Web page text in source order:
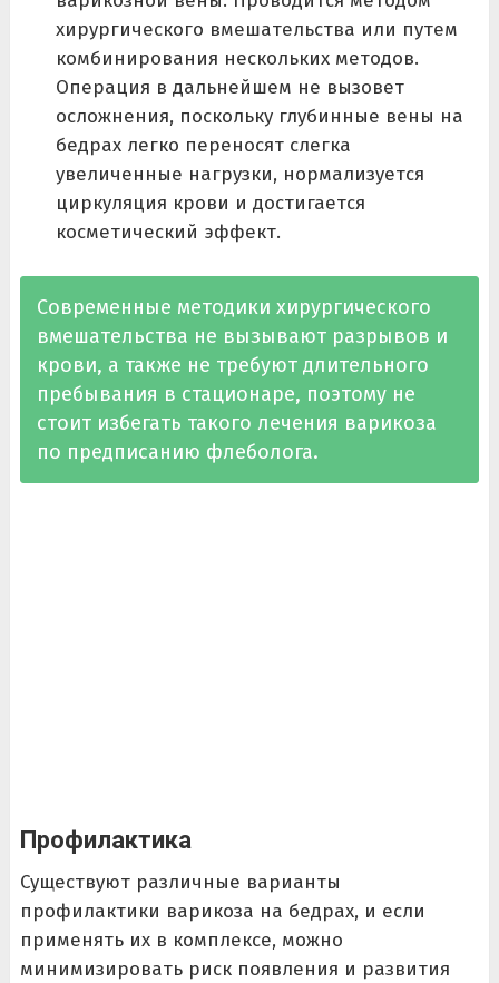
хирургического вмешательства или путем
комбинирования нескольких методов.
Операция в дальнейшем не вызовет
осложнения, поскольку глубинные вены на
бедрах легко переносят слегка
увеличенные нагрузки, нормализуется
циркуляция крови и достигается
косметический эффект.
Современные методики хирургического
вмешательства не вызывают разрывов и
крови, а также не требуют длительного
пребывания в стационаре, поэтому не
стоит избегать такого лечения варикоза
по предписанию флеболога.
Профилактика
Существуют различные варианты
профилактики варикоза на бедрах, и если
применять их в комплексе, можно
минимизировать риск появления и развития